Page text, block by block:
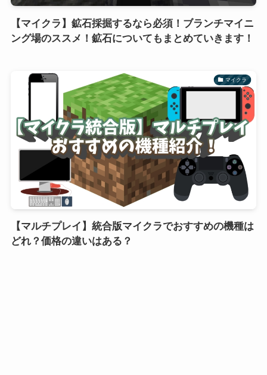
【マイクラ】鉱石採掘するなら必須！ブランチマイニ
ング場のススメ！鉱石についてもまとめていきます！
マイクラ
【マルチプレイ】統合版マイクラでおすすめの機種は
どれ？価格の違いはある？